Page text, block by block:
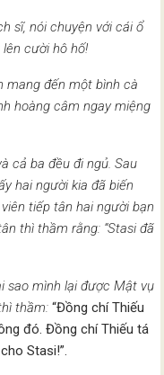
sĩ, nói chuyện với cái ổ
cười hô hố!
mang đến một bình cà
hoàng câm ngay miệng
cả ba đều đi ngủ. Sau
hai người kia đã biến
tiếp tân hai người bạn
thì thầm rằng: “Stasi đã
sao mình lại được Mật vụ
thầm:“Đồng chí Thiếu
đó. Đồng chí Thiếu tá
Stasi!”.